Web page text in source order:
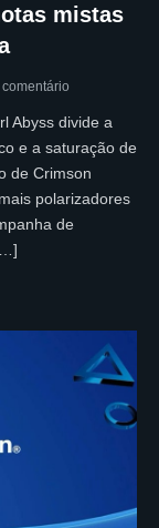
mistas
Abyss divide a
e a saturação de
de Crimson
polarizadores
de